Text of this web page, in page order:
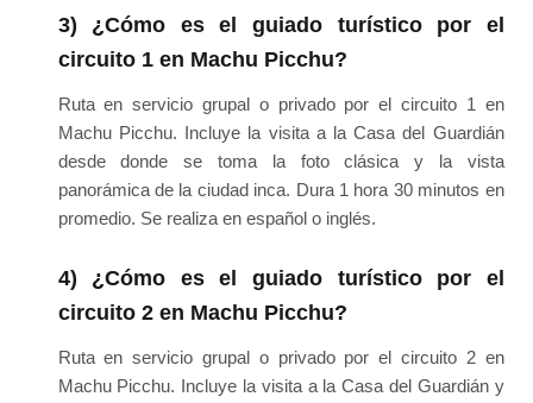
3) ¿Cómo es el guiado turístico por el
circuito 1 en Machu Picchu?
Ruta en servicio grupal o privado por el circuito 1 en
Machu Picchu. Incluye la visita a la Casa del Guardián
desde donde se toma la foto clásica y la vista
panorámica de la ciudad inca. Dura 1 hora 30 minutos en
promedio. Se realiza en español o inglés.
4) ¿Cómo es el guiado turístico por el
circuito 2 en Machu Picchu?
Ruta en servicio grupal o privado por el circuito 2 en
Machu Picchu. Incluye la visita a la Casa del Guardián y